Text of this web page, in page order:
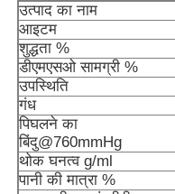
उत्पाद का नाम
आइटम
शुद्धता %
डीएमएसओ सामग्री %
उपस्थिति
गंध
पिघलने का
बिंदु@760mmHg
थोक घनत्व g/ml
पानी की मात्रा %